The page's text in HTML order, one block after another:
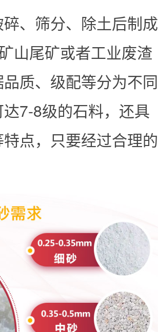
、筛分、除土后制成
山尾矿或者工业废渣
质、级配等分为不同
7-8级的石料，还具
点，只要经过合理的